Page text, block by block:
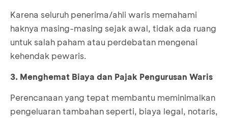
Karena seluruh penerima/ahli waris memahami
haknya masing-masing sejak awal, tidak ada ruang
untuk salah paham atau perdebatan mengenai
kehendak pewaris.
3. Menghemat Biaya dan Pajak Pengurusan Waris
Perencanaan yang tepat membantu meminimalkan
pengeluaran tambahan seperti, biaya legal, notaris,